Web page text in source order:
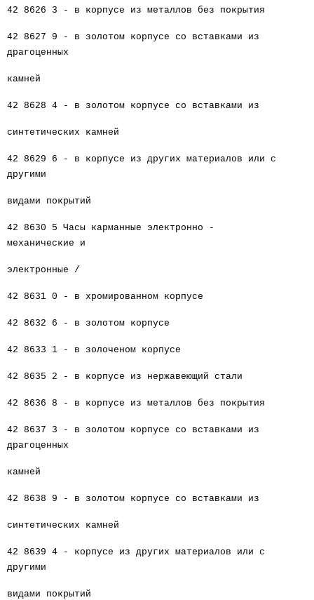
42 8626 3 - в корпусе из металлов без покрытия
42 8627 9 - в золотом корпусе со вставками из
драгоценных
камней
42 8628 4 - в золотом корпусе со вставками из
синтетических камней
42 8629 6 - в корпусе из других материалов или с
другими
видами покрытий
42 8630 5 Часы карманные электронно -
механические и
электронные /
42 8631 0 - в хромированном корпусе
42 8632 6 - в золотом корпусе
42 8633 1 - в золоченом корпусе
42 8635 2 - в корпусе из нержавеющий стали
42 8636 8 - в корпусе из металлов без покрытия
42 8637 3 - в золотом корпусе со вставками из
драгоценных
камней
42 8638 9 - в золотом корпусе со вставками из
синтетических камней
42 8639 4 - корпусе из других материалов или с
другими
видами покрытий